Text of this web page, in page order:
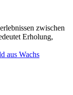
zwischen
Erholung,